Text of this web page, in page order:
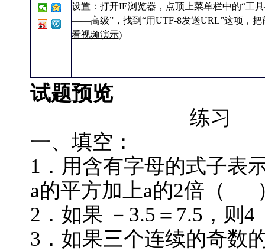
设置：打开IE浏览器，点顶上菜单栏中的“工
——高级”，找到“用UTF-8发送URL”这项，把
看视频演示)
试题预览
练习
一、填空：
1．用含有字母的式子
a的平方加上a的2倍（
2．如果 －3.5＝7.5，
3．如果三个连续的奇数